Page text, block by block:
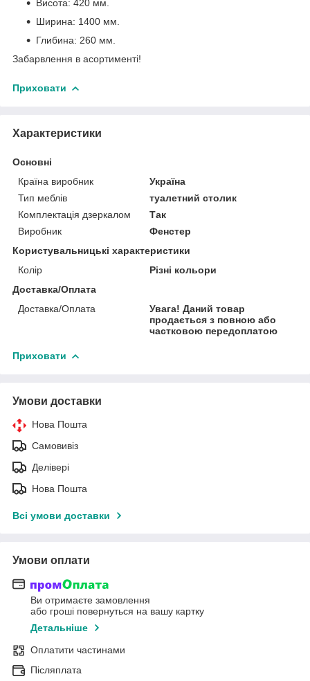
Висота: 420 мм.
Ширина: 1400 мм.
Глибина: 260 мм.
Забарвлення в асортименті!
Приховати
Характеристики
Основні
Країна виробник
Україна
Тип меблів
туалетний столик
Комплектація дзеркалом
Так
Виробник
Фенстер
Користувальницькі характеристики
Колір
Різні кольори
Доставка/Оплата
Доставка/Оплата
Увага! Даний товар
продається з повною або
частковою передоплатою
Приховати
Умови доставки
Нова Пошта
Самовивіз
Делівері
Нова Пошта
Всі умови доставки
Умови оплати
Ви отримаєте замовлення
або гроші повернуться на вашу картку
Детальніше
Оплатити частинами
Післяплата